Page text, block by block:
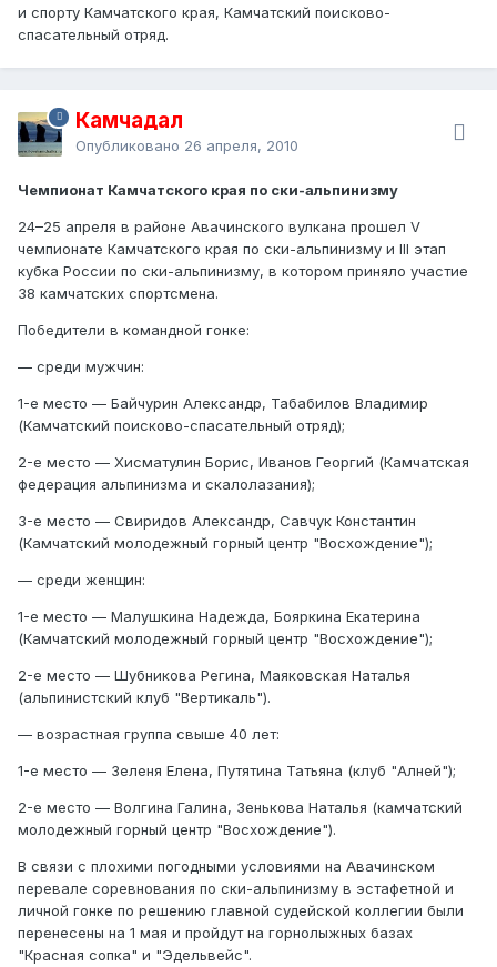
и спорту Камчатского края, Камчатский поисково-
спасательный отряд.
Камчадал
Опубликовано 26 апреля, 2010
Чемпионат Камчатского края по ски-альпинизму
24–25 апреля в районе Авачинского вулкана прошел V
чемпионате Камчатского края по ски-альпинизму и III этап
кубка России по ски-альпинизму, в котором приняло участие
38 камчатских спортсмена.
Победители в командной гонке:
— среди мужчин:
1-е место — Байчурин Александр, Табабилов Владимир
(Камчатский поисково-спасательный отряд);
2-е место — Хисматулин Борис, Иванов Георгий (Камчатская
федерация альпинизма и скалолазания);
3-е место — Свиридов Александр, Савчук Константин
(Камчатский молодежный горный центр "Восхождение");
— среди женщин:
1-е место — Малушкина Надежда, Бояркина Екатерина
(Камчатский молодежный горный центр "Восхождение");
2-е место — Шубникова Регина, Маяковская Наталья
(альпинистский клуб "Вертикаль").
— возрастная группа свыше 40 лет:
1-е место — Зеленя Елена, Путятина Татьяна (клуб "Алней");
2-е место — Волгина Галина, Зенькова Наталья (камчатский
молодежный горный центр "Восхождение").
В связи с плохими погодными условиями на Авачинском
перевале соревнования по ски-альпинизму в эстафетной и
личной гонке по решению главной судейской коллегии были
перенесены на 1 мая и пройдут на горнолыжных базах
"Красная сопка" и "Эдельвейс".